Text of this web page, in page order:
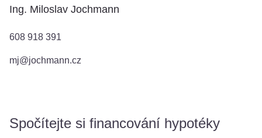
Spočítejte si financování hypotéky
Ing. Miloslav Jochmann
608 918 391
mj@jochmann.cz